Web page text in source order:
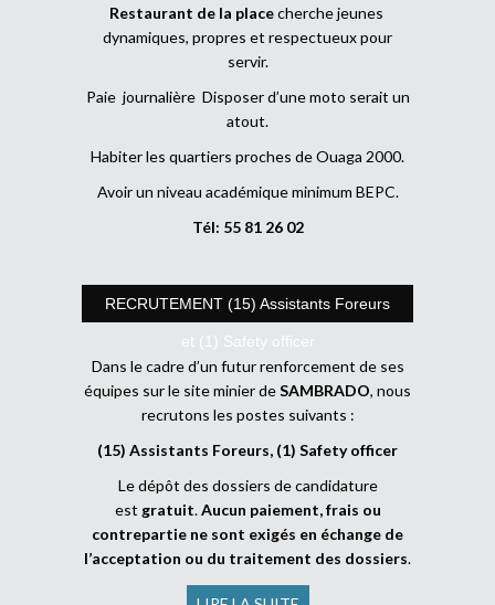
Restaurant de la placecherche jeunes
dynamiques, propres et respectueux pour
servir.
Paie journalière Disposer d’une moto serait un
atout.
Habiter les quartiers proches de Ouaga 2000.
Avoir un niveau académique minimum BEPC.
Tél: 55 81 26 02
RECRUTEMENT (15) Assistants Foreurs
et (1) Safety officer
Dans le cadre d’un futur renforcement de ses
équipes sur le site minier deSAMBRADO, nous
recrutons les postes suivants :
(15) Assistants Foreurs, (1) Safety officer
Le dépôt des dossiers de candidature
est gratuit.Aucun paiement, frais ou
contrepartie ne sont exigés en échange de
l’acceptation ou du traitement des dossiers.